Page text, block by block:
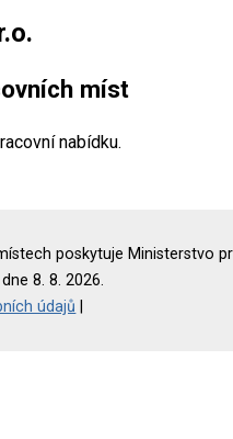
míst
nabídku.
poskytuje Ministerstvo
8. 8. 2026.
údajů